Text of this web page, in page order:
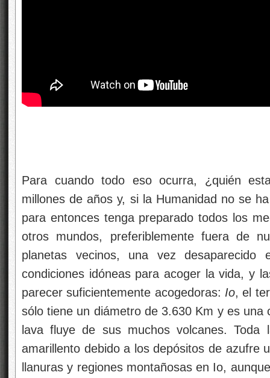
Para cuando todo eso ocurra, ¿quién
millones de años y, si la Humanidad no se
para entonces tenga preparado todos los
otros mundos, preferiblemente fuera de
planetas vecinos, una vez
condiciones idóneas para acoger la vida, y
parecer suficientemente acogedoras: Io, el
sólo tiene un diámetro de 3.630 Km y es una
lava fluye de sus muchos volcanes.
amarillento debido a los depósitos de azufre
llanuras y regiones montañosas en Io,